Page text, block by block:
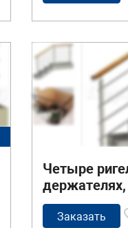
Четыре
деревянный
квадратные
Заказать